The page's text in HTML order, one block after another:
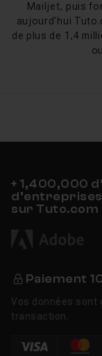
Vous êtes à la
Maker?
permettront de
Mailjet, puis
aujourd'hui
de plus de 1,4
+ 1,400,000
sur Tuto.com
Paiement
Vos données sont
transaction.